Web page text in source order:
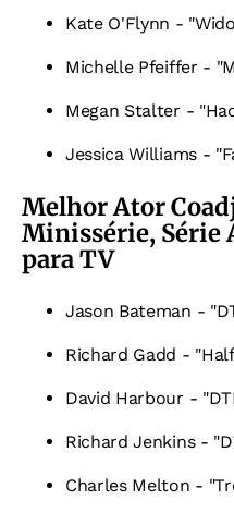
Kate O'Flynn -
Michelle Pfeiffer -
Megan Stalter -
Jessica Williams -
Melhor Ator
Minissérie, Série
para TV
Jason Bateman -
Richard Gadd -
David Harbour -
Richard Jenkins -
Charles Melton -